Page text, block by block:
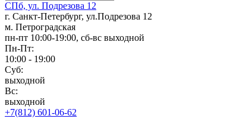
СПб, ул. Подрезова 12
г. Санкт-Петербург, ул.Подрезова 12
м. Петроградская
пн-пт 10:00-19:00, сб-вс выходной
Пн-Пт:
10:00 - 19:00
Суб:
выходной
Вс:
выходной
+7(812) 601-06-62